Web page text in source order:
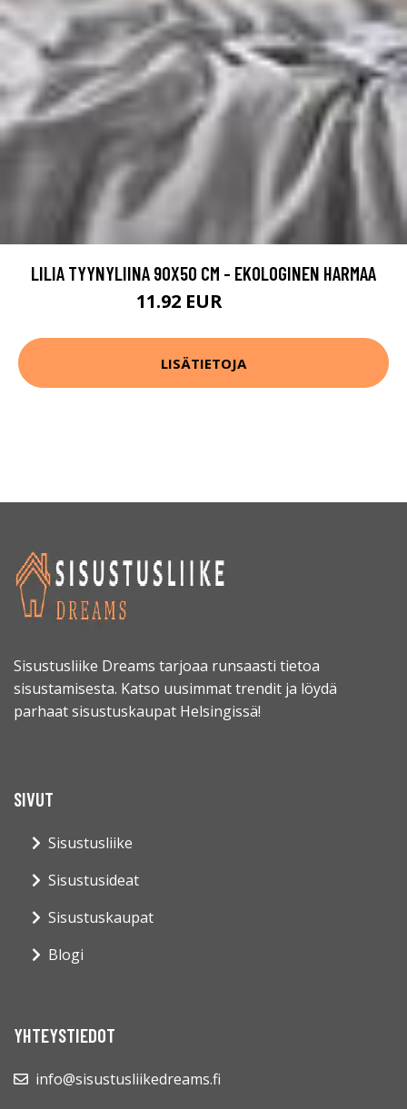
LILIA TYYNYLIINA 90X50 CM - EKOLOGINEN HARMAA
11.92 EUR
LISÄTIETOJA
Sisustusliike Dreams tarjoaa runsaasti tietoa
sisustamisesta. Katso uusimmat trendit ja löydä
parhaat sisustuskaupat Helsingissä!
SIVUT
Sisustusliike
Sisustusideat
Sisustuskaupat
Blogi
YHTEYSTIEDOT
info@sisustusliikedreams.fi